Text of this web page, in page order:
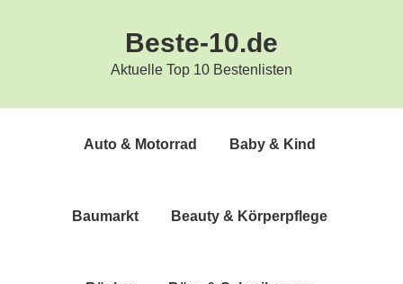
Beste-10.de
Aktuelle Top 10 Bestenlisten
Auto & Motorrad Baby & Kind
Bau­markt Beau­ty & Körperpflege